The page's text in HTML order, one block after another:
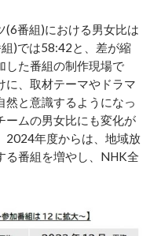
番組)における男女比は
)では58:42と、差が縮
した番組の制作現場で
に、取材テーマやドラマ
然と意識するようになっ
ームの男女比にも変化が
2024年度からは、地域放
る番組を増やし、NHK全